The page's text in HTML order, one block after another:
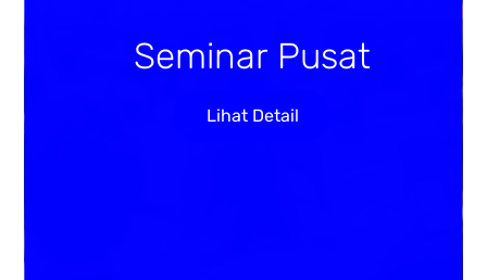
Seminar Pusat
Lihat Detail